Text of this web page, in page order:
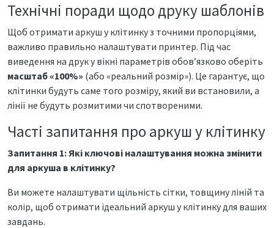
Технічні поради щодо друку шаблонів
Щоб отримати аркуш у клітинку з точними пропорціями,
важливо правильно налаштувати принтер. Під час
виведення на друк у вікні параметрів обов’язково оберіть
масштаб «100%» (або «реальний розмір»). Це гарантує, що
клітинки будуть саме того розміру, який ви встановили, а
лінії не будуть розмитими чи спотвореними.
Часті запитання про аркуш у клітинку
Запитання 1: Які ключові налаштування можна змінити
для аркуша в клітинку?
Ви можете налаштувати щільність сітки, товщину ліній та
колір, щоб отримати ідеальний аркуш у клітинку для ваших
завдань.